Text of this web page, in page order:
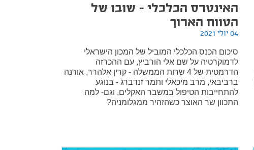
האינטרס הכלכלי - שובו של
הטווח הארוך
04 יולי 2021
סיכום הכנס הכלכלי המוביל של המכון הישראלי
לדמוקרטיה על שם אלי הורביץ, עם ההכרזה
הדרמטית של 4 שרות הממשלה - קרין אלהרר, אורנה
ברביבאי, מרב מיכאלי ותמר זנדברג - בנוגע
להתחייבות הטיפול במשבר האקלים, וגם- למה
התכוון שר האוצר כשהזהיר ממגלומניה?